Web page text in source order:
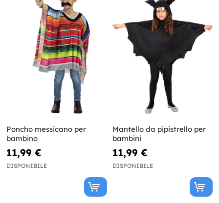
Poncho messicano per
bambino
11,99 €
DISPONIBILE
Mantello da pipistrello per
bambini
11,99 €
DISPONIBILE